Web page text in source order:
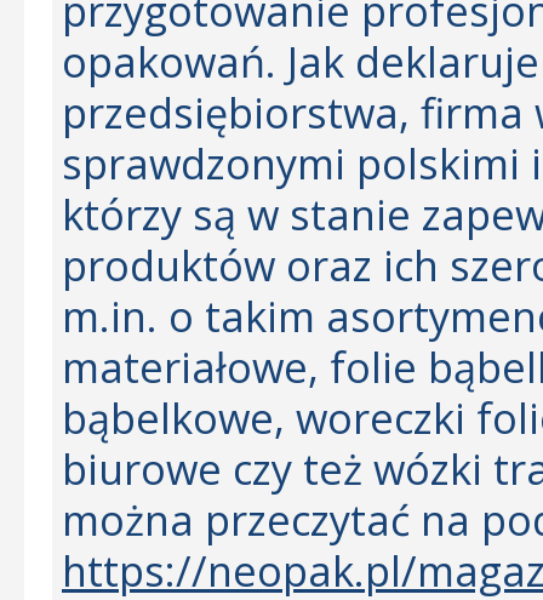
opakowań. Jak
przedsiębiorstwa, firma
sprawdzonymi polskimi
którzy są w stanie
produktów oraz ich
m.in. o takim
materiałowe, folie
bąbelkowe, woreczki
biurowe czy też wózki
można przeczytać na
https://neopak.pl/